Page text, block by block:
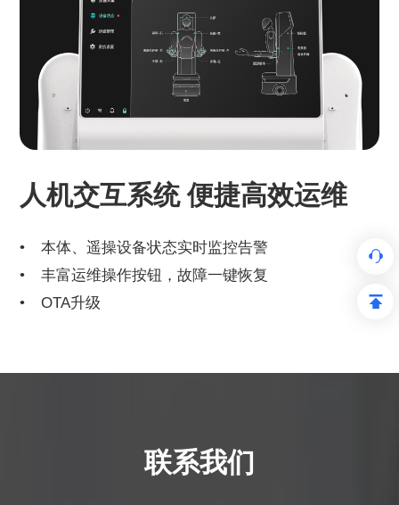
人机交互系统 便捷高效运维
本体、遥操设备状态实时监控告警
丰富运维操作按钮，故障一键恢复
OTA升级
联系我们